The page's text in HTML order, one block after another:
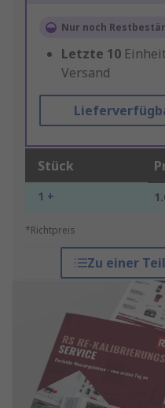
Nur noch
Letzte 10
Versand
Stück
1 +
*Richtpreis
Zu einer